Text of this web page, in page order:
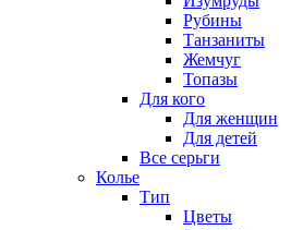
Рубины
Танзаниты
Жемчуг
Топазы
Для кого
Для женщин
Для детей
Все серьги
Колье
Тип
Цветы